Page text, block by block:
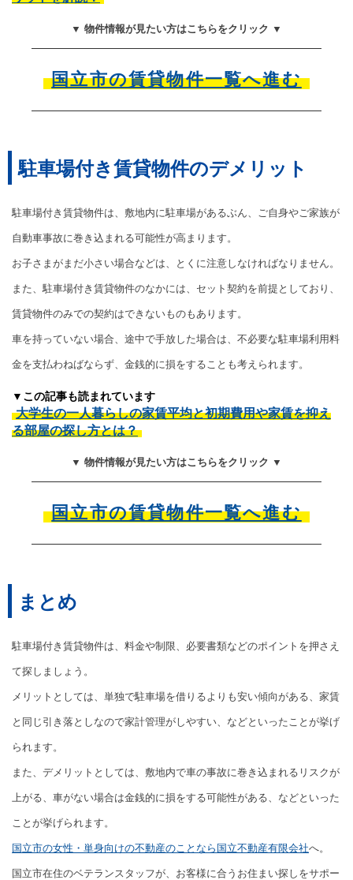
▼ 物件情報が見たい方はこちらをクリック ▼
国立市の賃貸物件一覧へ進む
駐車場付き賃貸物件のデメリット
駐車場付き賃貸物件は、敷地内に駐車場があるぶん、ご自身やご家族が
自動車事故に巻き込まれる可能性が高まります。
お子さまがまだ小さい場合などは、とくに注意しなければなりません。
また、駐車場付き賃貸物件のなかには、セット契約を前提としており、
賃貸物件のみでの契約はできないものもあります。
車を持っていない場合、途中で手放した場合は、不必要な駐車場利用料
金を支払わねばならず、金銭的に損をすることも考えられます。
▼この記事も読まれています
大学生の一人暮らしの家賃平均と初期費用や家賃を抑え
る部屋の探し方とは？
▼ 物件情報が見たい方はこちらをクリック ▼
国立市の賃貸物件一覧へ進む
まとめ
駐車場付き賃貸物件は、料金や制限、必要書類などのポイントを押さえ
て探しましょう。
メリットとしては、単独で駐車場を借りるよりも安い傾向がある、家賃
と同じ引き落としなので家計管理がしやすい、などといったことが挙げ
られます。
また、デメリットとしては、敷地内で車の事故に巻き込まれるリスクが
上がる、車がない場合は金銭的に損をする可能性がある、などといった
ことが挙げられます。
国立市の女性・単身向けの不動産のことなら国立不動産有限会社へ。
国立市在住のベテランスタッフが、お客様に合うお住まい探しをサポー